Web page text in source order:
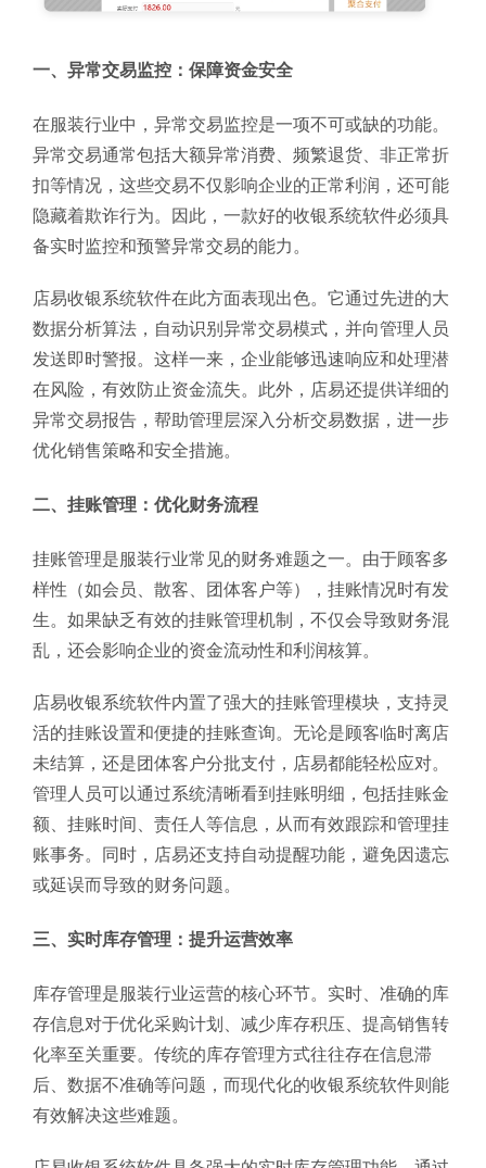
一、异常交易监控：保障资金安全
在服装行业中，异常交易监控是一项不可或缺的功能。
异常交易通常包括大额异常消费、频繁退货、非正常折
扣等情况，这些交易不仅影响企业的正常利润，还可能
隐藏着欺诈行为。因此，一款好的收银系统软件必须具
备实时监控和预警异常交易的能力。
店易收银系统软件在此方面表现出色。它通过先进的大
数据分析算法，自动识别异常交易模式，并向管理人员
发送即时警报。这样一来，企业能够迅速响应和处理潜
在风险，有效防止资金流失。此外，店易还提供详细的
异常交易报告，帮助管理层深入分析交易数据，进一步
优化销售策略和安全措施。
二、挂账管理：优化财务流程
挂账管理是服装行业常见的财务难题之一。由于顾客多
样性（如会员、散客、团体客户等），挂账情况时有发
生。如果缺乏有效的挂账管理机制，不仅会导致财务混
乱，还会影响企业的资金流动性和利润核算。
店易收银系统软件内置了强大的挂账管理模块，支持灵
活的挂账设置和便捷的挂账查询。无论是顾客临时离店
未结算，还是团体客户分批支付，店易都能轻松应对。
管理人员可以通过系统清晰看到挂账明细，包括挂账金
额、挂账时间、责任人等信息，从而有效跟踪和管理挂
账事务。同时，店易还支持自动提醒功能，避免因遗忘
或延误而导致的财务问题。
三、实时库存管理：提升运营效率
库存管理是服装行业运营的核心环节。实时、准确的库
存信息对于优化采购计划、减少库存积压、提高销售转
化率至关重要。传统的库存管理方式往往存在信息滞
后、数据不准确等问题，而现代化的收银系统软件则能
有效解决这些难题。